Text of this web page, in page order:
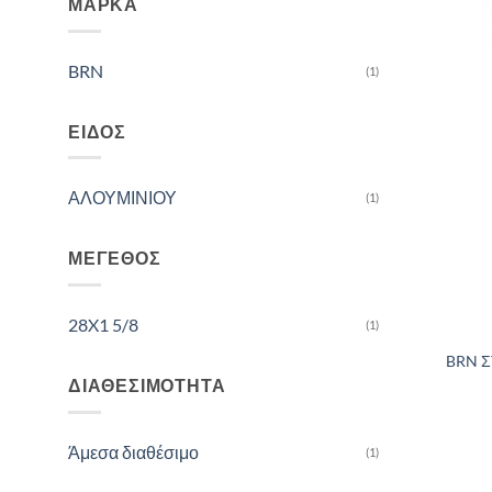
ΜΆΡΚΑ
BRN (1)
ΕΊΔΟΣ
ΑΛΟΥΜΙΝΙΟΥ (1)
ΜΈΓΕΘΟΣ
28X1 5/8 (1)
ΔΙΑΘΕΣΙΜΌΤΗΤΑ
Άμεσα διαθέσιμο (1)
BRN